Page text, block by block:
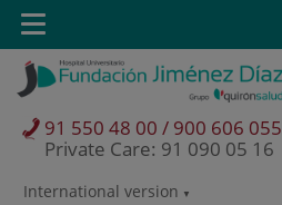
Jump to content
Jump
content
Language
International version
91 550 48 00 / 900 606 055
Private Care: 91 090 05 16
Toggle
navigation